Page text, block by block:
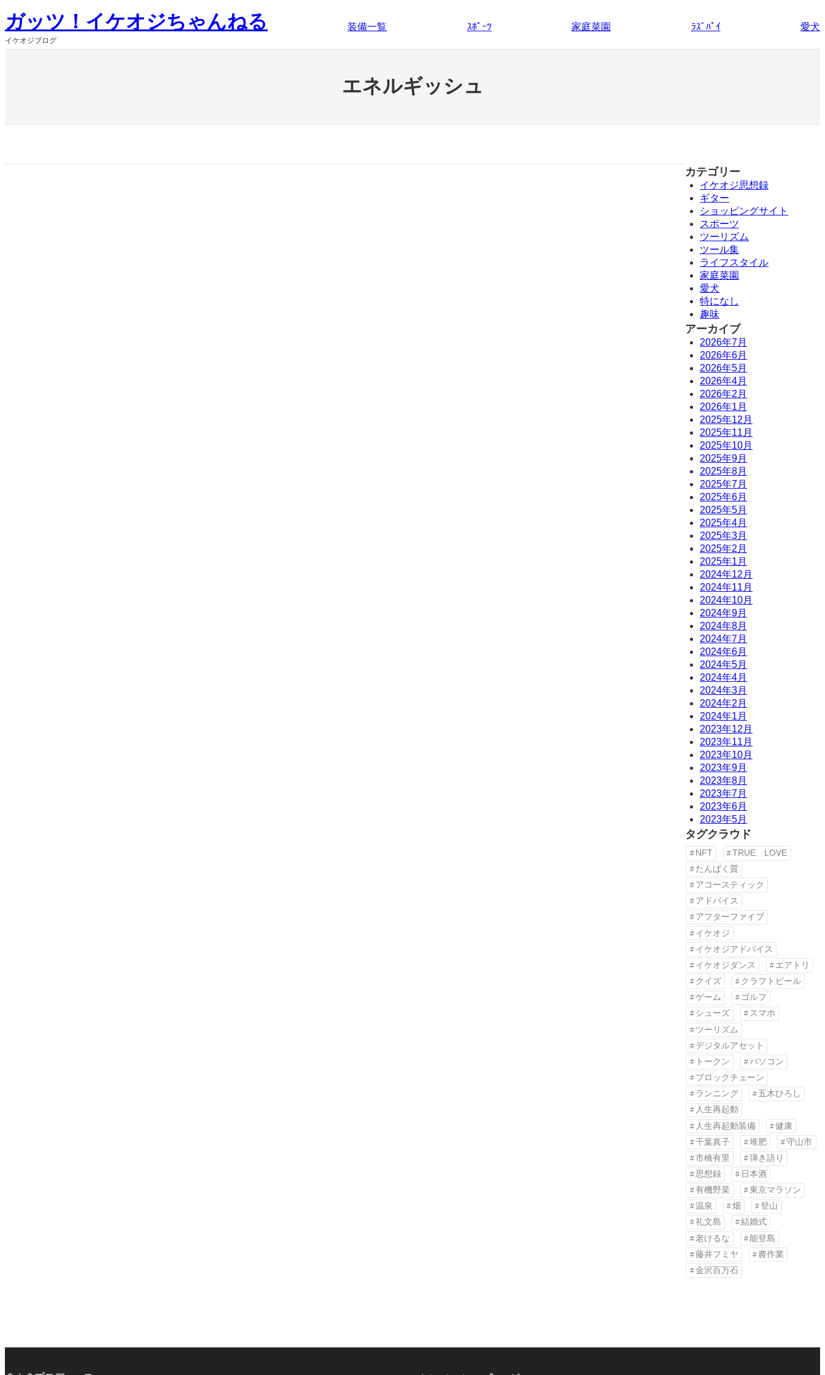
容
を
ス
ガッツ！イケオジちゃんねる
イケオジブログ
装備一覧 ｽﾎﾟｰﾂ 家庭菜園 ﾗｽﾞﾊﾟｲ 愛犬
エネルギッシュ
カテゴリー
イケオジ思想録
ギター
ショッピングサイト
スポーツ
ツーリズム
ツール集
ライフスタイル
家庭菜園
愛犬
特になし
趣味
アーカイブ
2026年7月
2026年6月
2026年5月
2026年4月
2026年2月
2026年1月
2025年12月
2025年11月
2025年10月
2025年9月
2025年8月
2025年7月
2025年6月
2025年5月
2025年4月
2025年3月
2025年2月
2025年1月
2024年12月
2024年11月
2024年10月
2024年9月
2024年8月
2024年7月
2024年6月
2024年5月
2024年4月
2024年3月
2024年2月
2024年1月
2023年12月
2023年11月
2023年10月
2023年9月
2023年8月
2023年7月
2023年6月
2023年5月
タグクラウド
NFT
TRUE LOVE
たんぱく質
アコースティック
アドバイス
アフターファイブ
イケオジ
イケオジアドバイス
イケオジダンス
エアトリ
クイズ
クラフトビール
ゲーム
ゴルフ
シューズ
スマホ
ツーリズム
デジタルアセット
トークン
パソコン
ブロックチェーン
ランニング
五木ひろし
人生再起動
人生再起動装備
健康
千葉真子
堆肥
守山市
市橋有里
弾き語り
思想録
日本酒
有機野菜
東京マラソン
温泉
畑
登山
礼文島
結婚式
老けるな
能登島
藤井フミヤ
農作業
金沢百万石